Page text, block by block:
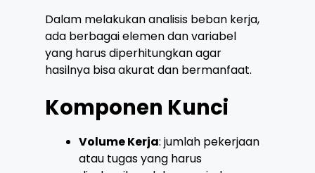
Dalam melakukan analisis beban kerja,
ada berbagai elemen dan variabel
yang harus diperhitungkan agar
hasilnya bisa akurat dan bermanfaat.
Komponen Kunci
Volume Kerja: jumlah pekerjaan
atau tugas yang harus